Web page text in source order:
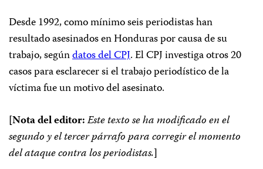
Desde 1992, como mínimo seis periodistas han
resultado asesinados en Honduras por causa de su
trabajo, segúndatos del CPJ. El CPJ investiga otros 20
casos para esclarecer si el trabajo periodístico de la
víctima fue un motivo del asesinato.
[Nota del editor:Este texto se ha modificado en el
segundo y el tercer párrafo para corregir el momento
del ataque contra los periodistas.]